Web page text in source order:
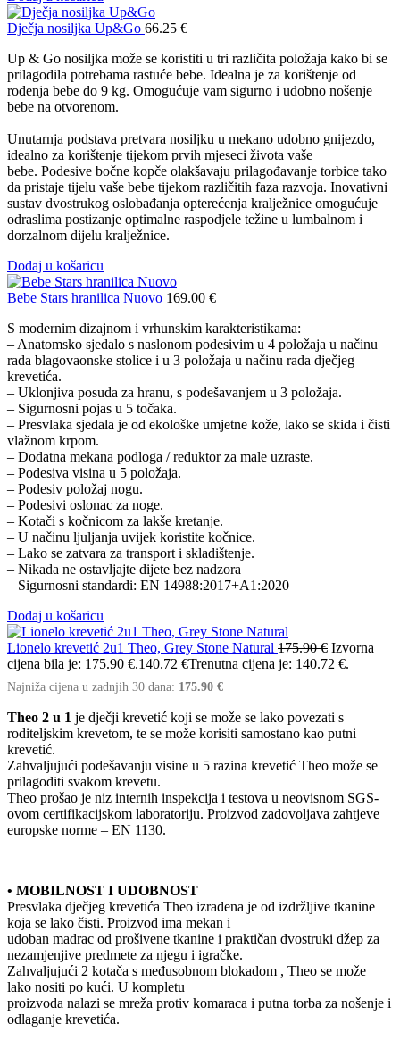
Dječja nosiljka Up&Go 66.25 €
Up & Go nosiljka može se koristiti u tri različita položaja kako bi se
prilagodila potrebama rastuće bebe. Idealna je za korištenje od
rođenja bebe do 9 kg. Omogućuje vam sigurno i udobno nošenje
bebe na otvorenom.
Unutarnja podstava pretvara nosiljku u mekano udobno gnijezdo,
idealno za korištenje tijekom prvih mjeseci života vaše
bebe. Podesive bočne kopče olakšavaju prilagođavanje torbice tako
da pristaje tijelu vaše bebe tijekom različitih faza razvoja. Inovativni
sustav dvostrukog oslobađanja opterećenja kralježnice omogućuje
odraslima postizanje optimalne raspodjele težine u lumbalnom i
dorzalnom dijelu kralježnice.
Dodaj u košaricu
Bebe Stars hranilica Nuovo 169.00 €
S modernim dizajnom i vrhunskim karakteristikama:
– Anatomsko sjedalo s naslonom podesivim u 4 položaja u načinu
rada blagovaonske stolice i u 3 položaja u načinu rada dječjeg
krevetića.
– Uklonjiva posuda za hranu, s podešavanjem u 3 položaja.
– Sigurnosni pojas u 5 točaka.
– Presvlaka sjedala je od ekološke umjetne kože, lako se skida i čisti
vlažnom krpom.
– Dodatna mekana podloga / reduktor za male uzraste.
– Podesiva visina u 5 položaja.
– Podesiv položaj nogu.
– Podesivi oslonac za noge.
– Kotači s kočnicom za lakše kretanje.
– U načinu ljuljanja uvijek koristite kočnice.
– Lako se zatvara za transport i skladištenje.
– Nikada ne ostavljajte dijete bez nadzora
– Sigurnosni standardi: EN 14988:2017+A1:2020
Dodaj u košaricu
Lionelo krevetić 2u1 Theo, Grey Stone Natural 175.90€ Izvorna
cijena bila je: 175.90 €.140.72 €Trenutna cijena je: 140.72 €.
Najniža cijena u zadnjih 30 dana: 175.90 €
Theo 2 u 1 je dječji krevetić koji se može se lako povezati s
roditeljskim krevetom, te se može korisiti samostano kao putni
krevetić.
Zahvaljujući podešavanju visine u 5 razina krevetić Theo može se
prilagoditi svakom krevetu.
Theo prošao je niz internih inspekcija i testova u neovisnom SGS-
ovom certifikacijskom laboratoriju. Proizvod zadovoljava zahtjeve
europske norme – EN 1130.
• MOBILNOST I UDOBNOST
Presvlaka dječjeg krevetića Theo izrađena je od izdržljive tkanine
koja se lako čisti. Proizvod ima mekan i
udoban madrac od prošivene tkanine i praktičan dvostruki džep za
nezamjenjive predmete za njegu i igračke.
Zahvaljujući 2 kotača s međusobnom blokadom , Theo se može
lako nositi po kući. U kompletu
proizvoda nalazi se mreža protiv komaraca i putna torba za nošenje i
odlaganje krevetića.